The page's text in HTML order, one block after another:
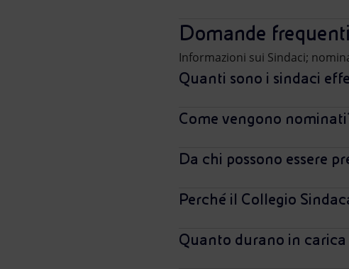
Domande
Informazioni sui Sindaci;
Quanti sono i sindaci
Come vengono
Da chi possono essere
Perché il Collegio
Quanto durano in carica